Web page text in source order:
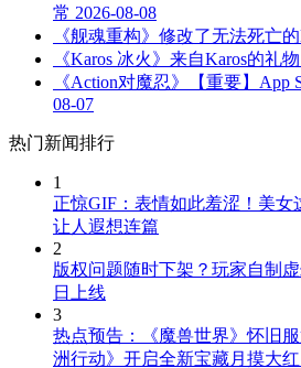
常 2026-08-08
《舰魂重构》修改了无法死亡
《Karos 冰火》来自Karos的礼物
《Action对魔忍》【重要】App
08-07
热门新闻排行
1
正惊GIF：表情如此羞涩！美
让人遐想连篇
2
版权问题随时下架？玩家自制
日上线
3
热点预告：《魔兽世界》怀旧
洲行动》开启全新宝藏月摸大红